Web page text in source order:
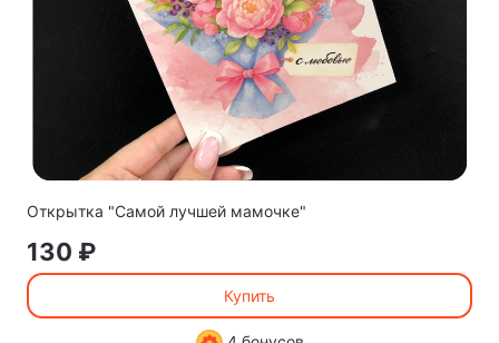
Открытка "Самой лучшей мамочке"
130 ₽
Купить